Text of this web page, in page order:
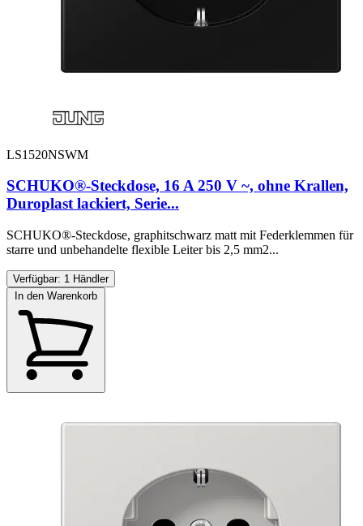
LS1520NSWM
SCHUKO®-Steckdose, 16 A 250 V ~, ohne Krallen,
Duroplast lackiert, Serie...
SCHUKO®-Steckdose, graphitschwarz matt mit Federklemmen für
starre und unbehandelte flexible Leiter bis 2,5 mm2...
Verfügbar: 1 Händler
In den Warenkorb